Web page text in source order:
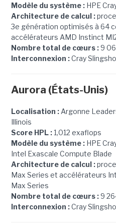
Modèle du système :HPE
Architecture de calcul :
3e génération optimisés à 64
accélérateurs AMD Instinct
Nombre total de cœurs :9
Interconnexion :Cray
Aurora (États-Unis)
Localisation :Argonne
Illinois
Score HPL :1,012 exaflops
Modèle du système :HPE
Intel Exascale Compute Blade
Architecture de calcul :
Max Series et accélérateurs
Max Series
Nombre total de cœurs :9
Interconnexion :Cray